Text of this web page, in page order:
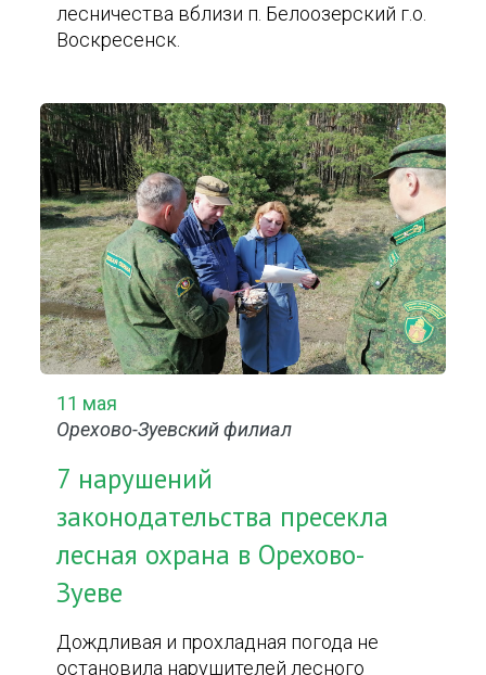
лесничества вблизи п. Белоозерский г.о.
Воскресенск.
11 мая
Орехово-Зуевский филиал
7 нарушений
законодательства пресекла
лесная охрана в Орехово-
Зуеве
Дождливая и прохладная погода не
остановила нарушителей лесного